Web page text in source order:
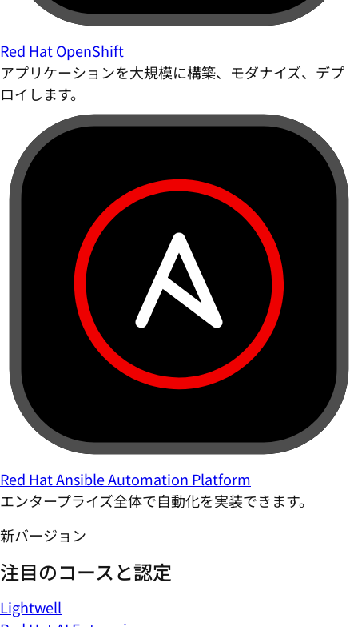
Red Hat OpenShift
アプリケーションを大規模に構築、モダナイズ、デプ
ロイします。
Red Hat Ansible Automation Platform
エンタープライズ全体で自動化を実装できます。
新バージョン
注目のコースと認定
Lightwell